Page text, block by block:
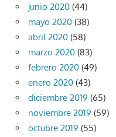
junio 2020 (44)
mayo 2020 (38)
abril 2020 (58)
marzo 2020 (83)
febrero 2020 (49)
enero 2020 (43)
diciembre 2019 (65)
noviembre 2019 (59)
octubre 2019 (55)